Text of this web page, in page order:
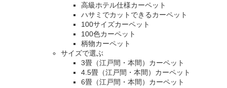
高級ホテル仕様カーペット
ハサミでカットできるカーペット
100サイズカーペット
100色カーペット
柄物カーペット
サイズで選ぶ
3畳（江戸間・本間）カーペット
4.5畳（江戸間・本間）カーペット
6畳（江戸間・本間）カーペット